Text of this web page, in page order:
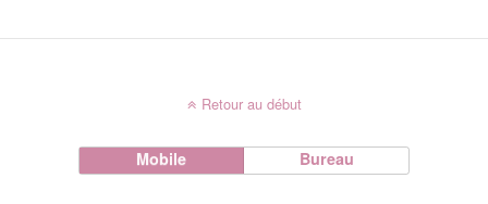
Retour au début
Mobile Bureau